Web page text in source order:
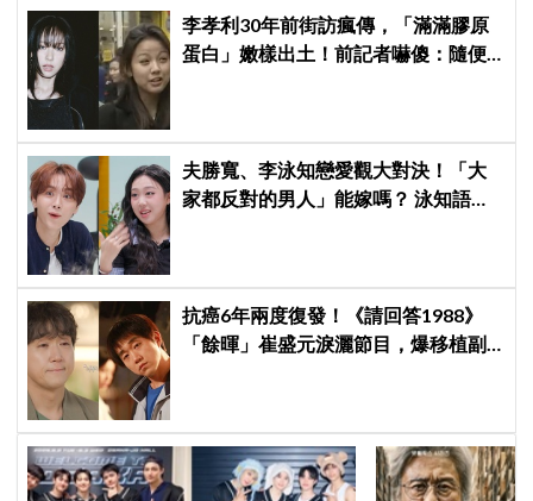
李孝利30年前街訪瘋傳，「滿滿膠原
蛋白」嫩樣出土！前記者嚇傻：隨便
夫勝寬、李泳知戀愛觀大對決！「大
家都反對的男人」能嫁嗎？ 泳知語出
抗癌6年兩度復發！《請回答1988》
「餘暉」崔盛元淚灑節目，爆移植副